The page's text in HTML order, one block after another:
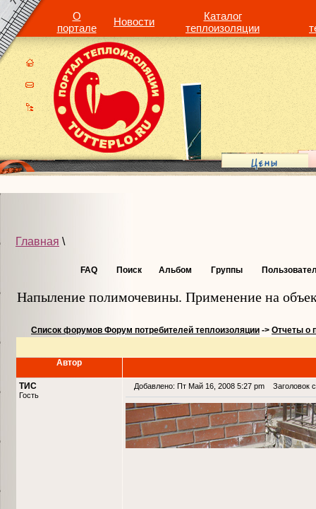
О
портале
Новости
Каталог
теплоизоляции
Главная \
FAQ Поиск Альбом Группы
Напыление полимочевины. Применение на
Список форумов Форум потребителей теплоизоляции -> Отчеты о
Автор
ТИС
Гость
Добавлено: Пт Май 16, 2008 5:27 pm Заголовок